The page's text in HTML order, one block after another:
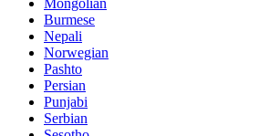
Burmese
Nepali
Norwegian
Pashto
Persian
Punjabi
Serbian